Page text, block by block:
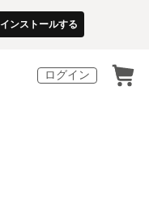
インストールする
ログイン